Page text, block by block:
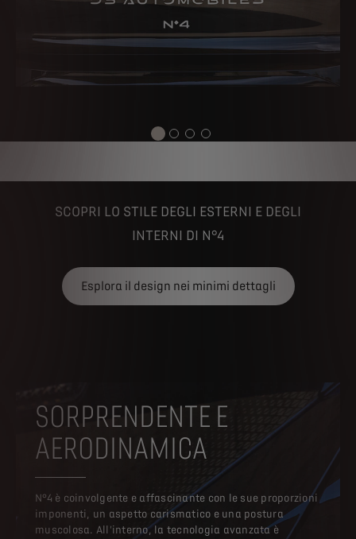
SCOPRI LO STILE DEGLI ESTERNI E DEGLI
INTERNI DI N°4
Esplora il design nei minimi dettagli
SORPRENDENTE E
AERODINAMICA
N°4 è coinvolgente e affascinante con le sue proporzioni
imponenti, un aspetto carismatico e una postura
muscolosa. All'interno, la tecnologia avanzata è